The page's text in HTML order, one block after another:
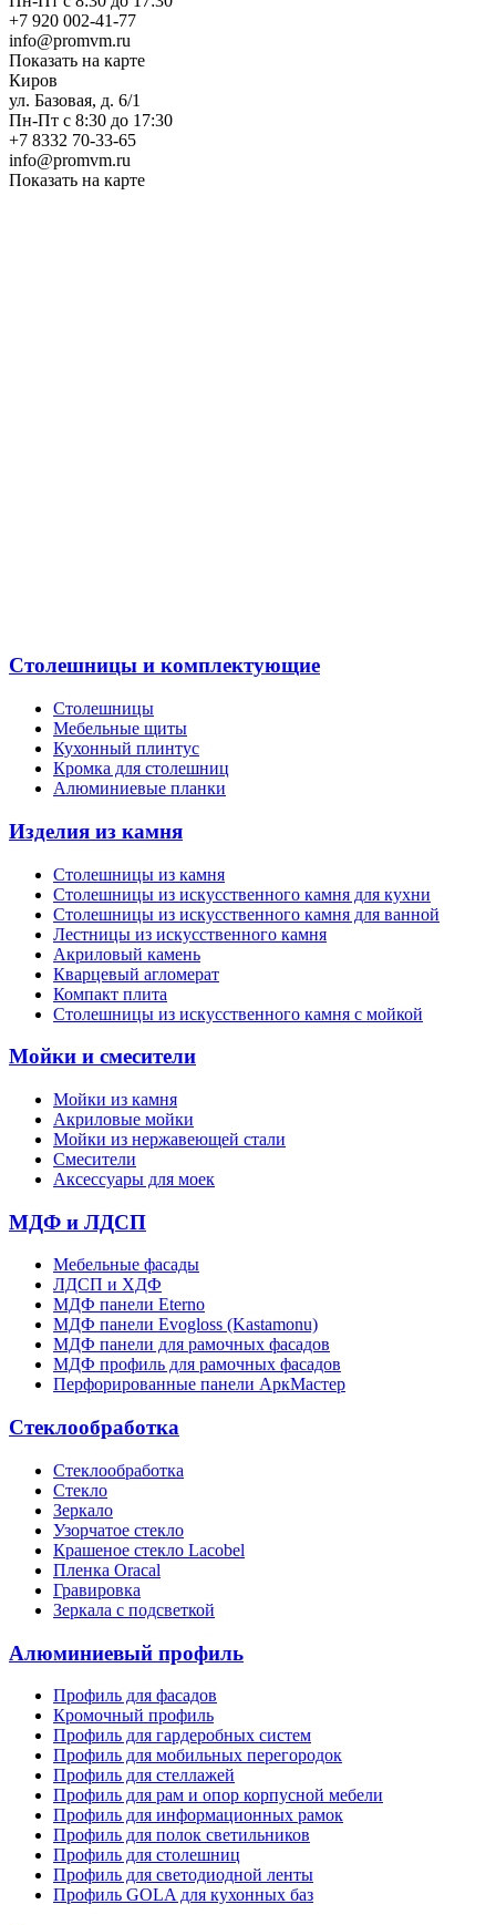
+7 920 002-41-77
info@promvm.ru
Показать на карте
Киров
ул. Базовая, д. 6/1
Пн-Пт с 8:30 до 17:30
+7 8332 70-33-65
info@promvm.ru
Показать на карте
Столешницы и комплектующие
Столешницы
Мебельные щиты
Кухонный плинтус
Кромка для столешниц
Алюминиевые планки
Изделия из камня
Столешницы из камня
Cтолешницы из искусственного камня для кухни
Cтолешницы из искусственного камня для ванной
Лестницы из искусственного камня
Акриловый камень
Кварцевый агломерат
Компакт плита
Столешницы из искусственного камня с мойкой
Мойки и смесители
Мойки из камня
Акриловые мойки
Мойки из нержавеющей стали
Смесители
Аксессуары для моек
МДФ и ЛДСП
Мебельные фасады
ЛДСП и ХДФ
МДФ панели Eterno
МДФ панели Evogloss (Kastamonu)
МДФ панели для рамочных фасадов
МДФ профиль для рамочных фасадов
Перфорированные панели АркМастер
Стеклообработка
Стеклообработка
Стекло
Зеркало
Узорчатое стекло
Крашеное стекло Lacobel
Пленка Oracal
Гравировка
Зеркала с подсветкой
Алюминиевый профиль
Профиль для фасадов
Кромочный профиль
Профиль для гардеробных систем
Профиль для мобильных перегородок
Профиль для стеллажей
Профиль для рам и опор корпусной мебели
Профиль для информационных рамок
Профиль для полок светильников
Профиль для столешниц
Профиль для светодиодной ленты
Профиль GOLA для кухонных баз